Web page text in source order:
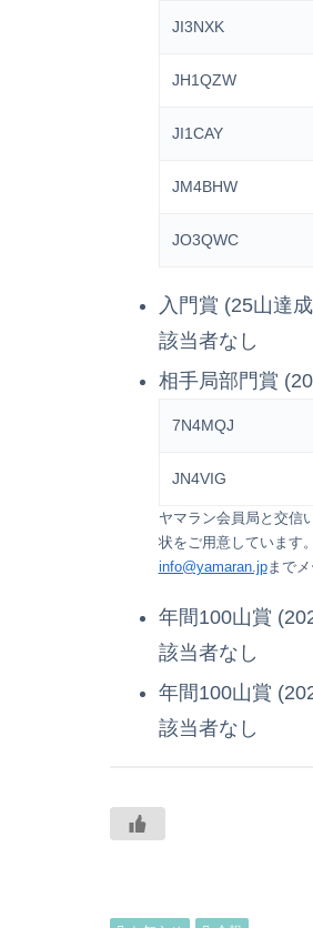
JI3NXK
JH1QZW
JI1CAY
JM4BHW
JO3QWC
入門賞 (25山達
該当者なし
相手局部門賞
ヤマラン会員局と交信
状をご用意しています
info@yamaran.jpまでメ
7N4MQJ
JN4VIG
年間100山賞
該当者なし
年間100山賞
該当者なし